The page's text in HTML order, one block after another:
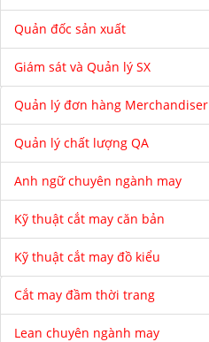
Quản đốc sản xuất
Giám sát và Quản lý SX
Quản lý đơn hàng Merchandiser
Quản lý chất lượng QA
Anh ngữ chuyên ngành may
Kỹ thuật cắt may căn bản
Kỹ thuật cắt may đồ kiểu
Cắt may đầm thời trang
Lean chuyên ngành may